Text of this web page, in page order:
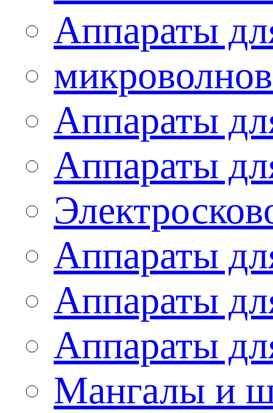
Аппараты
Аппараты
Аппараты
Аппараты
Аппараты
Аппараты
Мангалы и